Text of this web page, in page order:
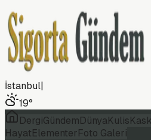
İstanbul|
19°
DergiGündemDünyaKulis
HayatElementerFoto Galeri